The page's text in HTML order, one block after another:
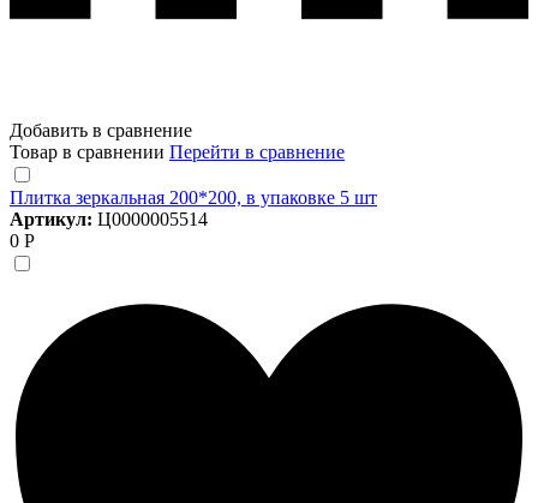
Добавить в сравнение
Товар в сравнении Перейти в сравнение
Плитка зеркальная 200*200, в упаковке 5 шт
Артикул: Ц0000005514
0 Р